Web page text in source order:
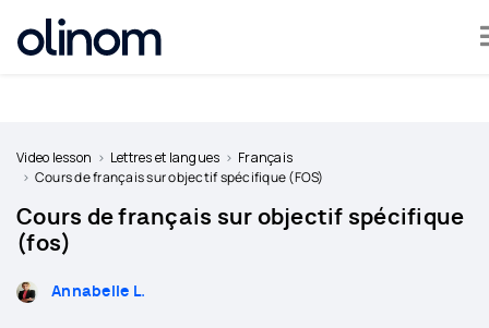
a
teacher
Log
Video lesson Lettres et langues
Français
Cours de français sur objectif spécifique (FOS)
Cours de français sur objectif spécifique
(fos)
Annabelle L.
Cookies management panel